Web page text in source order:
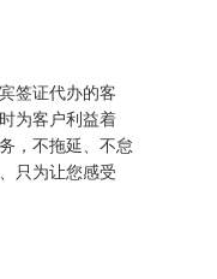
签证代办的客
为客户利益着
，不拖延、不怠
只为让您感受